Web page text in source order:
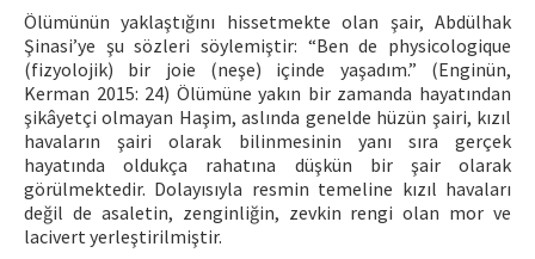
Ölümünün yaklaştığını hissetmekte olan şair, Abdülhak
Şinasi’ye şu sözleri söylemiştir: “Ben de physicologique
(fizyolojik) bir joie (neşe) içinde yaşadım.” (Enginün,
Kerman 2015: 24) Ölümüne yakın bir zamanda hayatından
şikâyetçi olmayan Haşim, aslında genelde hüzün şairi, kızıl
havaların şairi olarak bilinmesinin yanı sıra gerçek
hayatında oldukça rahatına düşkün bir şair olarak
görülmektedir. Dolayısıyla resmin temeline kızıl havaları
değil de asaletin, zenginliğin, zevkin rengi olan mor ve
lacivert yerleştirilmiştir.